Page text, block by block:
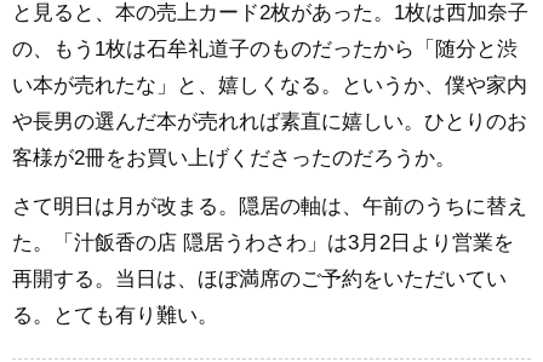
と見ると、本の売上カード2枚があった。1枚は西加奈子
の、もう1枚は石牟礼道子のものだったから「随分と渋
い本が売れたな」と、嬉しくなる。というか、僕や家内
や長男の選んだ本が売れれば素直に嬉しい。ひとりのお
客様が2冊をお買い上げくださったのだろうか。
さて明日は月が改まる。隠居の軸は、午前のうちに替え
た。「汁飯香の店 隠居うわさわ」は3月2日より営業を
再開する。当日は、ほぼ満席のご予約をいただいてい
る。とても有り難い。